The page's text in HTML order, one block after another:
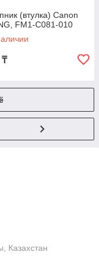
(втулка) Canon
FM1-C081-010
₸
Казахстан